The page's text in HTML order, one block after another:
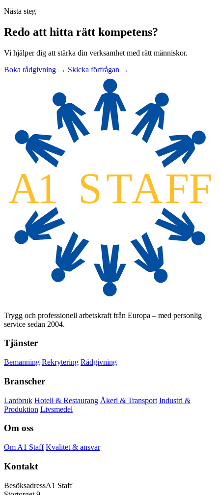
Nästa steg
Redo att hitta rätt kompetens?
Vi hjälper dig att stärka din verksamhet med rätt människor.
Boka rådgivning → Skicka förfrågan →
Trygg och professionell arbetskraft från Europa – med personlig
service sedan 2004.
Tjänster
Bemanning Rekrytering Rådgivning
Branscher
Lantbruk Hotell & Restaurang Åkeri & Transport Industri &
Produktion Livsmedel
Om oss
Om A1 Staff Kvalitet & ansvar
Kontakt
BesöksadressA1 Staff